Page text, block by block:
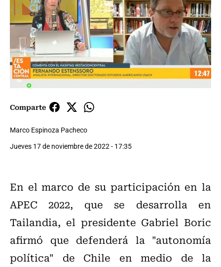
Comparte
Marco Espinoza Pacheco
Jueves 17 de noviembre de 2022 - 17:35
En el marco de su participación en la
APEC 2022, que se desarrolla en
Tailandia, el presidente Gabriel Boric
afirmó que defenderá la "autonomía
política" de Chile en medio de la